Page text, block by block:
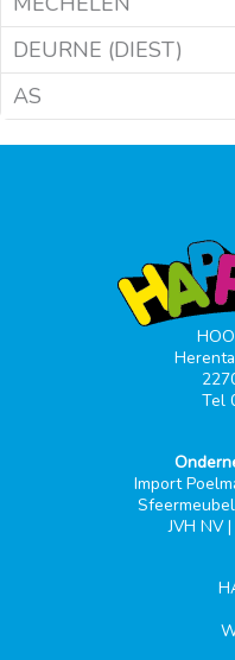
DEURNE (DIEST)
AS
Tel
Import
JVH NV